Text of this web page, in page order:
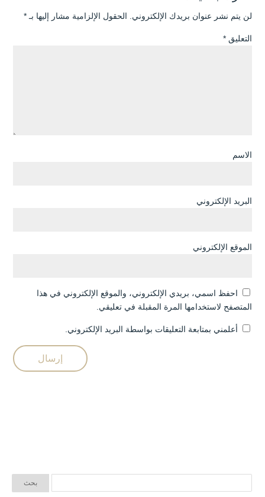
لن يتم نشر عنوان بريدك الإلكتروني. الحقول الإلزامية مشار إليها بـ *
التعليق *
الاسم
البريد الإلكتروني
الموقع الإلكتروني
احفظ اسمي، بريدي الإلكتروني، والموقع الإلكتروني في هذا
المتصفح لاستخدامها المرة المقبلة في تعليقي.
أعلمني بمتابعة التعليقات بواسطة البريد الإلكتروني.